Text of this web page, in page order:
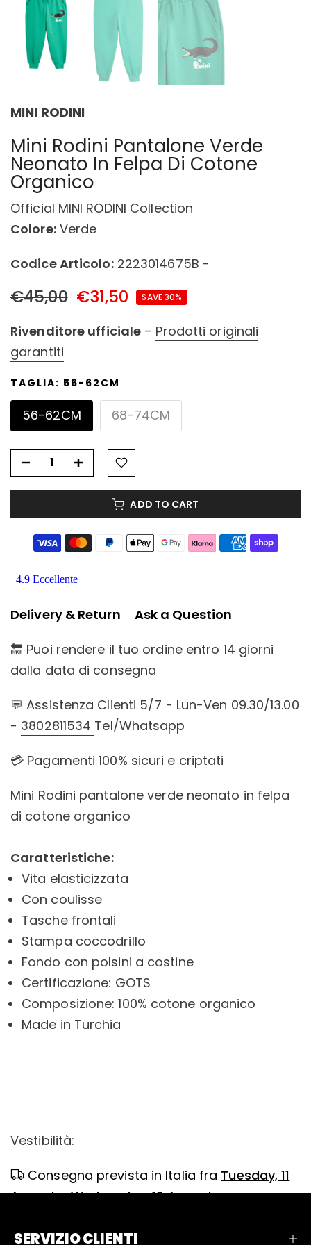
MINI RODINI
Mini Rodini Pantalone Verde
Neonato In Felpa Di Cotone
Organico
Official MINI RODINI Collection
Colore:Verde
Codice Articolo:2223014675B -
€45,00 €31,50 SAVE 30%
Rivenditore ufficiale – Prodotti originali
garantiti
TAGLIA: 56-62CM
56-62CM 68-74CM
ADD TO CART
Delivery & Return
Ask a Question
🔙 Puoi rendere il tuo ordine entro 14 giorni
dalla data di consegna
💬 Assistenza Clienti 5/7 - Lun-Ven 09.30/13.00
- 3802811534 Tel/Whatsapp
💳 Pagamenti 100% sicuri e criptati
Mini Rodini pantalone verde neonato in felpa
di cotone organico
Caratteristiche:
Vita elasticizzata
Con coulisse
Tasche frontali
Stampa coccodrillo
Fondo con polsini a costine
Certificazione: GOTS
Composizione: 100% cotone organico
Made in Turchia
Vestibilità:
Consegna prevista in Italia fra Tuesday, 11
AugusteWednesday, 12 August
SERVIZIO CLIENTI